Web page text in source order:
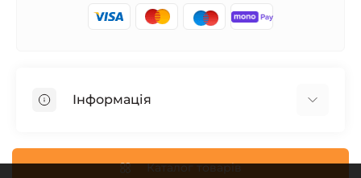
Інформація
Співпраця з нами
Каталог товарів